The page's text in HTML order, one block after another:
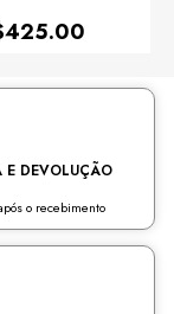
425.00
E DEVOLUÇÃO
o recebimento